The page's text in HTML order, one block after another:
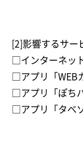
[2]影響するサー
□インターネッ
□アプリ「WEB
□アプリ「ぽち
□アプリ「タベ